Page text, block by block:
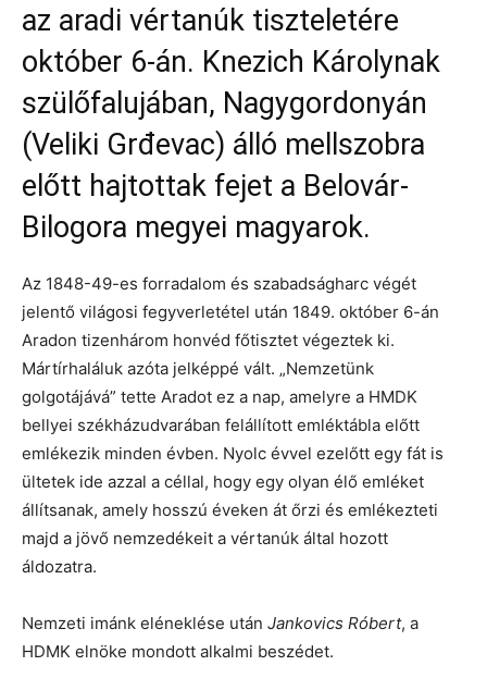
az aradi vértanúk tiszteletére
október 6-án. Knezich Károlynak
szülőfalujában, Nagygordonyán
(Veliki Grđevac) álló mellszobra
előtt hajtottak fejet a Belovár-
Bilogora megyei magyarok.
Az 1848-49-es forradalom és szabadságharc végét
jelentő világosi fegyverletétel után 1849. október 6-án
Aradon tizenhárom honvéd főtisztet végeztek ki.
Mártírhaláluk azóta jelképpé vált. „Nemzetünk
golgotájává” tette Aradot ez a nap, amelyre a HMDK
bellyei székházudvarában felállított emléktábla előtt
emlékezik minden évben. Nyolc évvel ezelőtt egy fát is
ültetek ide azzal a céllal, hogy egy olyan élő emléket
állítsanak, amely hosszú éveken át őrzi és emlékezteti
majd a jövő nemzedékeit a vértanúk által hozott
áldozatra.
Nemzeti imánk eléneklése után Jankovics Róbert, a
HDMK elnöke mondott alkalmi beszédet.